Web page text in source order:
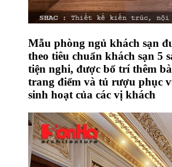
Mẫu phòng ngủ khách sạn
theo tiêu chuẩn khách sạn 5
tiện nghi, được bố trí thêm
trang điểm và tủ rượu phục
sinh hoạt của các vị khách